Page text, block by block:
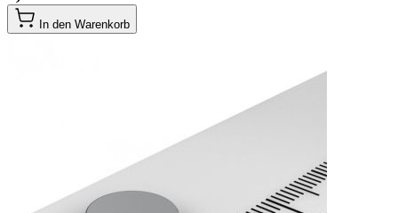
In den Warenkorb